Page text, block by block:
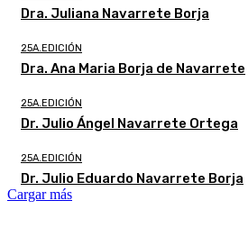
Dra. Juliana Navarrete Borja
25A.EDICIÓN
Dra. Ana Maria Borja de Navarrete
25A.EDICIÓN
Dr. Julio Ángel Navarrete Ortega
25A.EDICIÓN
Dr. Julio Eduardo Navarrete Borja
Cargar más